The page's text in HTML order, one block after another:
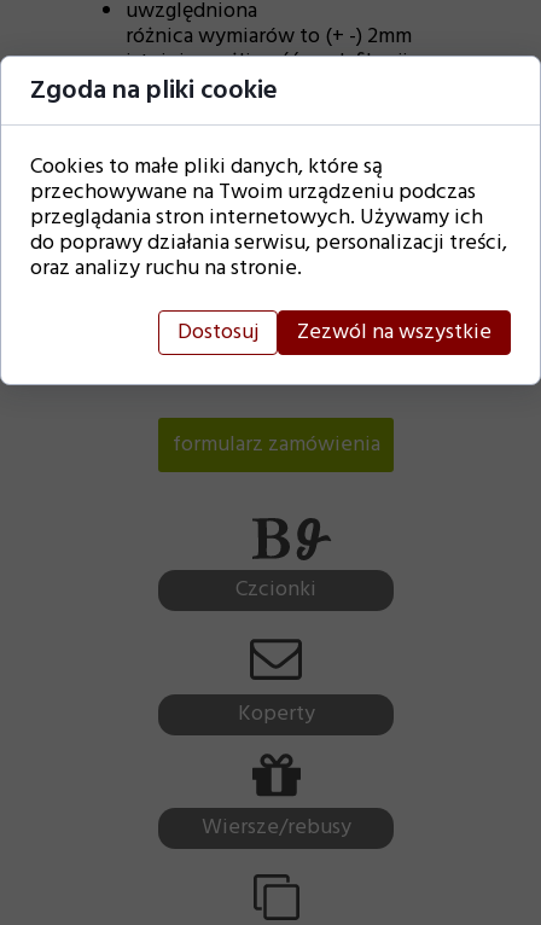
Czcionki
Wiersze/rebusy
Koperty
formularz zamówienia
uwzględniona
różnica wymiarów to (+ -) 2mm
istnieje możliwość modyfikacji
tekstu jak również zmian
kolorystycznych
wgląd do przykładowego środka
zaproszenia
nie ingerujemy w przesłaną listę
gości. Od Państwa zależy czy
nazwiska będą wypisane w formie
w przypadku braku informacji o
fakturze, papier wybieramy
losowo
Zgoda na pliki cookie
Cookies to małe pliki danych, które są
przechowywane na Twoim urządzeniu podczas
przeglądania stron internetowych. Używamy ich
do poprawy działania serwisu, personalizacji treści,
oraz analizy ruchu na stronie.
Dostosuj
Zezwól na wszystkie